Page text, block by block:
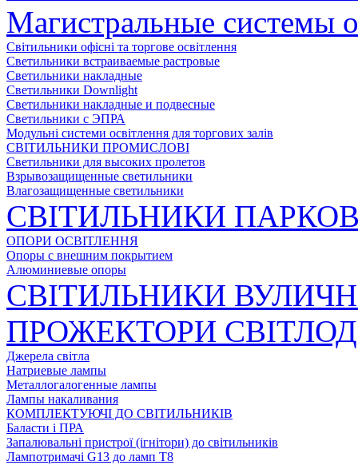
Магистральные системы
Світильники офісні та торгове освітлення
Светильники встраиваемые растровые
Светильники накладные
Светильники Downlight
Светильники накладные и подвесные
Светильники с ЭПРА
Модульні системи освітлення для торгових залів
СВІТИЛЬНИКИ ПРОМИСЛОВІ
Светильники для высоких пролетов
Взрывозащищенные светильники
Влагозащищенные светильники
СВІТИЛЬНИКИ
ОПОРИ ОСВІТЛЕННЯ
Опоры с внешним покрытием
Алюминиевые опоры
СВІТИЛЬНИКИ
ПРОЖЕКТОРИ
Джерела світла
Натриевые лампы
Металлогалогенные лампы
Лампы накаливания
КОМПЛЕКТУЮЧІ ДО СВІТИЛЬНИКІВ
Баласти і ПРА
Запалювальні пристрої (ігнітори) до світильників
Лампотримачі G13 до ламп Т8